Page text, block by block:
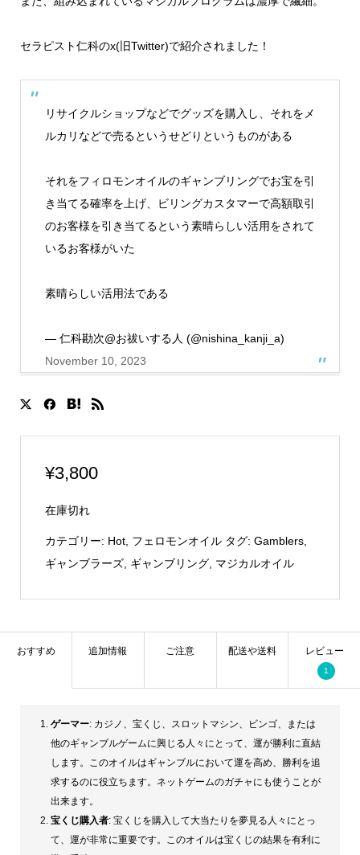
セラピスト仁科のx(旧Twitter)で紹介されました！
リサイクルショップなどでグッズを購入し、それをメ
ルカリなどで売るというせどりというものがある
それをフィロモンオイルのギャンブリングでお宝を引
き当てる確率を上げ、ビリングカスタマーで高額取引
のお客様を引き当てるという素晴らしい活用をされて
いるお客様がいた
素晴らしい活用法である
— 仁科勘次@お祓いする人 (@nishina_kanji_a)
November 10, 2023
¥3,800
在庫切れ
カテゴリー: Hot, フェロモンオイル タグ: Gamblers,
ギャンブラーズ, ギャンブリング, マジカルオイル
おすすめ 追加情報 ご注意 配送や送料 レビュー
1
ゲーマー: カジノ、宝くじ、スロットマシン、ビンゴ、または
他のギャンブルゲームに興じる人々にとって、運が勝利に直結
します。このオイルはギャンブルにおいて運を高め、勝利を追
求するのに役立ちます。ネットゲームのガチャにも使うことが
出来ます。
宝くじ購入者: 宝くじを購入して大当たりを夢見る人々にとっ
て、運が非常に重要です。このオイルは宝くじの結果を有利に